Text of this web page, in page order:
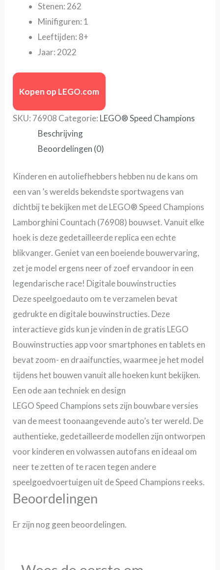
Stenen: 262
Minifiguren: 1
Leeftijden: 8+
Jaar: 2022
Kopen op LEGO.com
SKU: 76908 Categorie: LEGO® Speed Champions
Beschrijving
Beoordelingen (0)
Kinderen en autoliefhebbers hebben nu de kans om
een van ’s werelds bekendste sportwagens van
dichtbij te bekijken met de LEGO® Speed Champions
Lamborghini Countach (76908) bouwset. Vanuit elke
hoek is deze gedetailleerde replica een echte
blikvanger. Geniet van een boeiende bouwervaring,
zet je model ergens neer of zoef ervandoor in een
legendarische race! Digitale bouwinstructies
Deze speelgoedauto om te verzamelen bevat
gedrukte en digitale bouwinstructies. Deze
interactieve gids kun je vinden in de gratis LEGO
Bouwinstructies app voor smartphones en tablets en
bevat zoom- en draaifuncties, waarmee je het model
tijdens het bouwen vanuit alle hoeken kunt bekijken.
Een ode aan techniek en design
LEGO Speed Champions sets zijn bouwbare versies
van de meest toonaangevende auto’s ter wereld. De
authentieke, gedetailleerde modellen zijn ontworpen
voor kinderen en volwassen autofans en ideaal om
neer te zetten of te racen tegen andere
speelgoedvoertuigen uit de Speed Champions reeks.
Beoordelingen
Er zijn nog geen beoordelingen.